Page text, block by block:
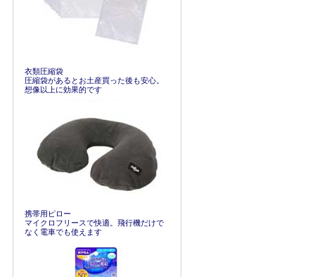
衣類圧縮袋
圧縮袋があるとお土産買った後も安心。
想像以上に効果的です
携帯用ピロー
マイクロフリースで快適。飛行機だけで
なく電車でも使えます